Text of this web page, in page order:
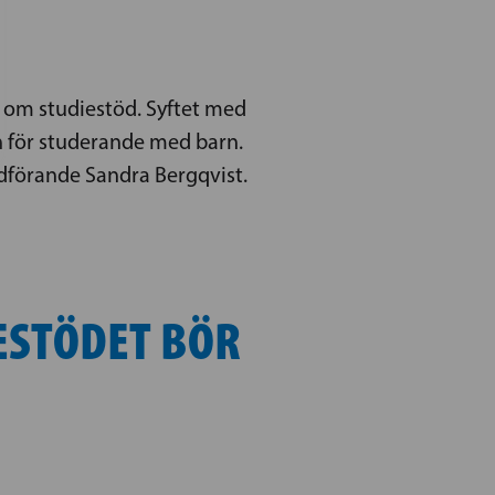
studiestöd. Syftet med
studerande med barn.
Sandra Bergqvist.
BÖR